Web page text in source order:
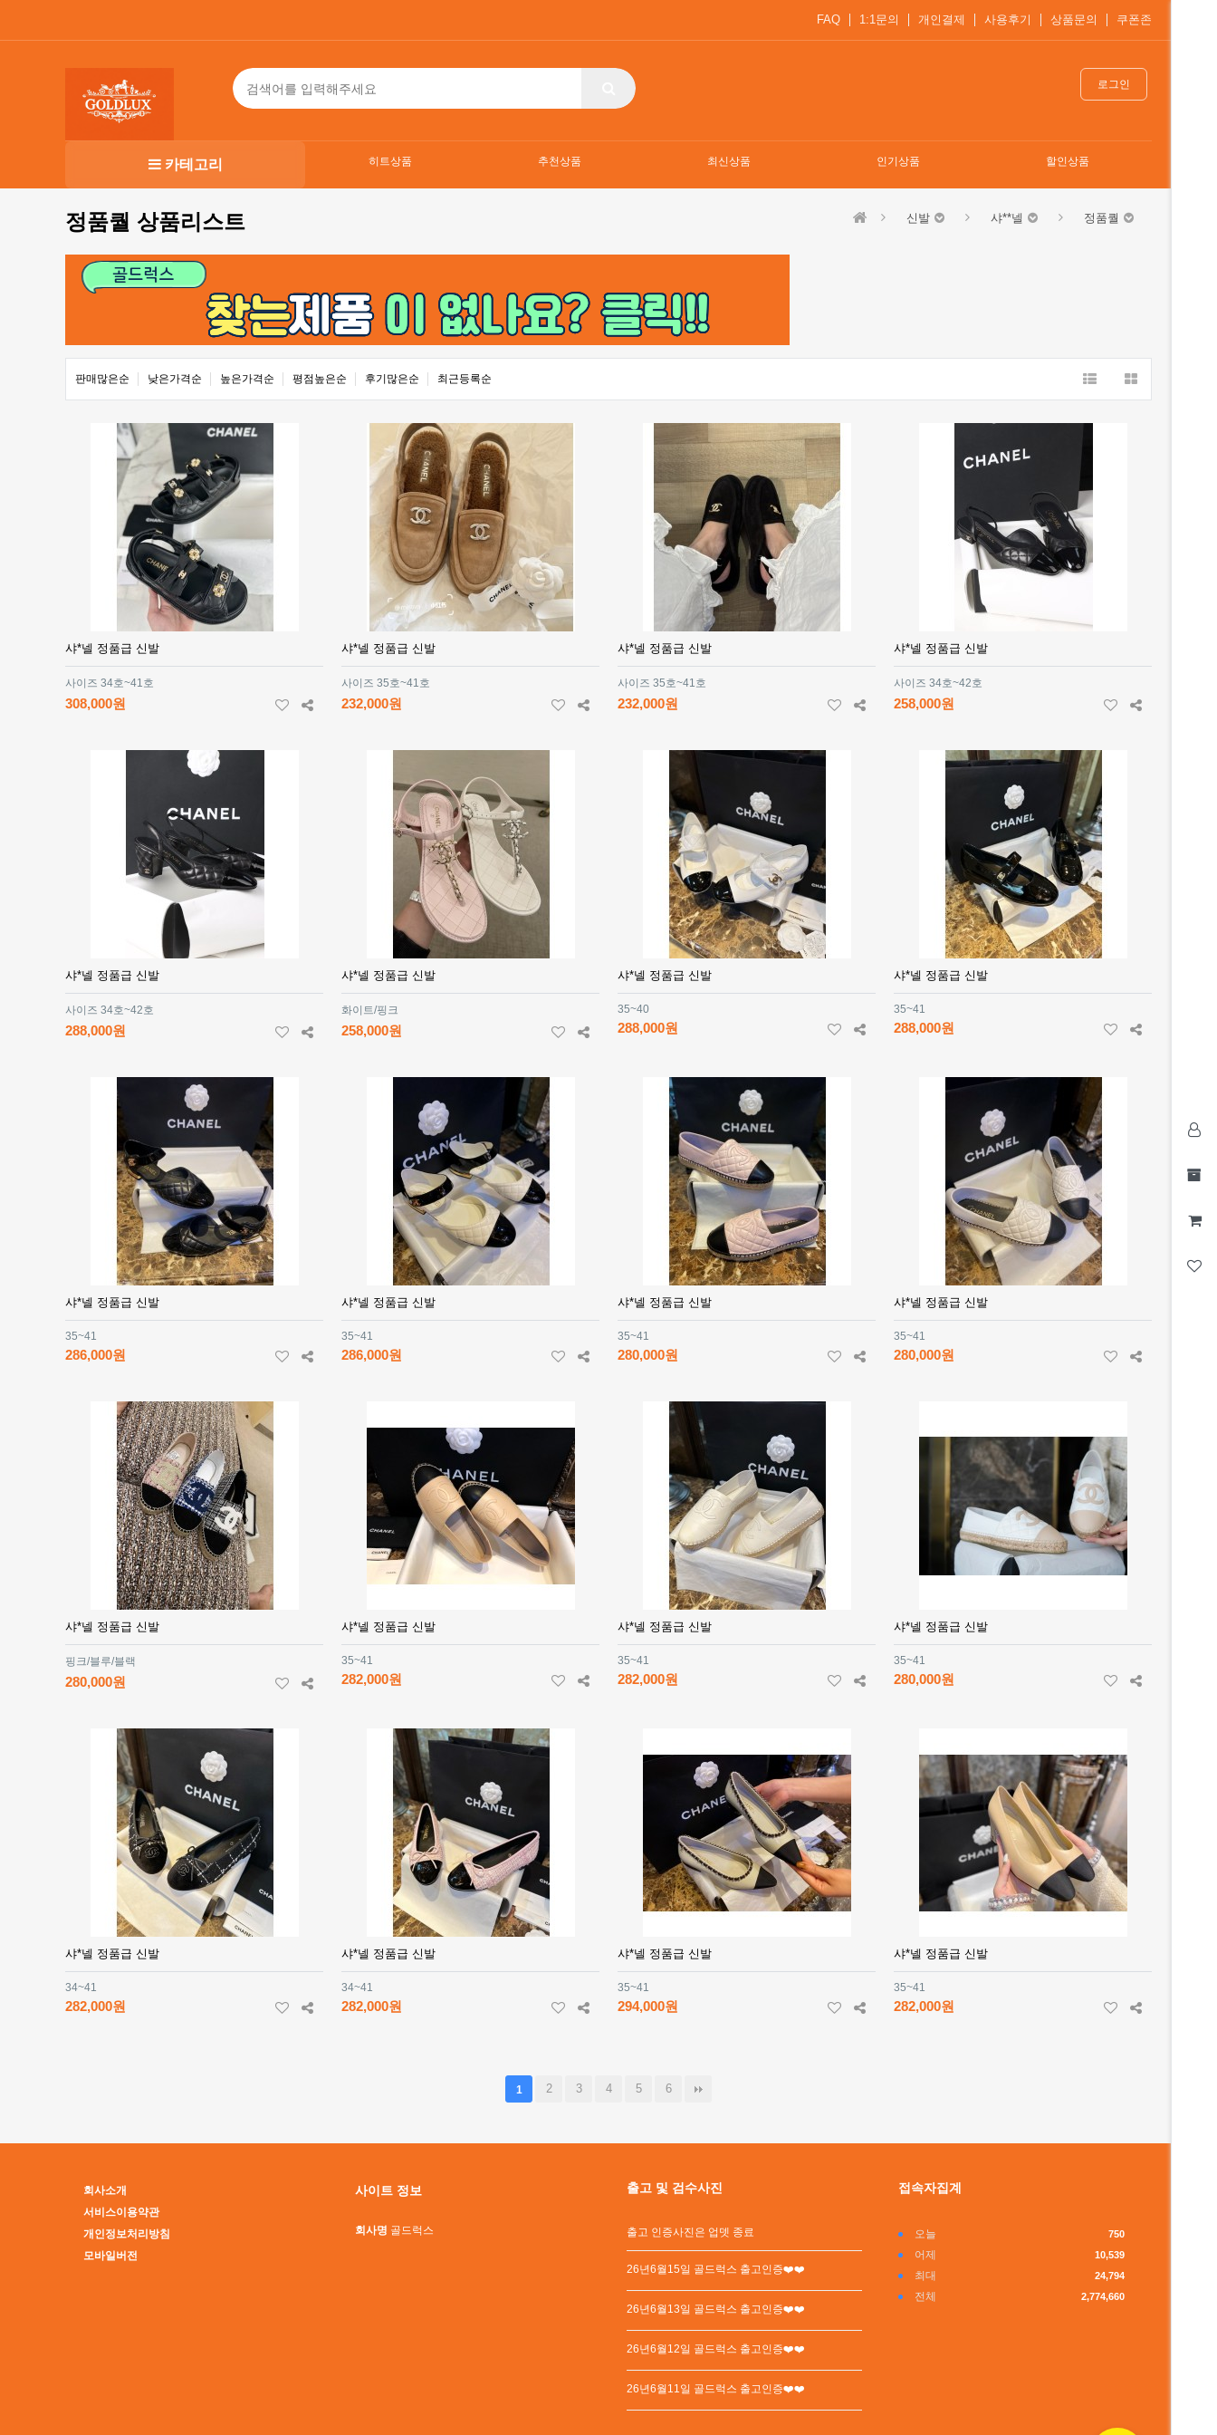
FAQ 1:1문의 개인결제 사용후기 상품문의 쿠폰존
로그인
카테고리 히트상품 추천상품 최신상품 인기상품 할인상품
정품퀄 상품리스트 신발 샤**넬 정품퀄
판매많은순 낮은가격순 높은가격순 평점높은순 후기많은순 최근등록순
샤*넬 정품급 신발
사이즈 34호~41호
308,000원
샤*넬 정품급 신발
사이즈 35호~41호
232,000원
샤*넬 정품급 신발
사이즈 35호~41호
232,000원
샤*넬 정품급 신발
사이즈 34호~42호
258,000원
샤*넬 정품급 신발
사이즈 34호~42호
288,000원
샤*넬 정품급 신발
화이트/핑크
258,000원
샤*넬 정품급 신발
35~40
288,000원
샤*넬 정품급 신발
35~41
288,000원
샤*넬 정품급 신발
35~41
286,000원
샤*넬 정품급 신발
35~41
286,000원
샤*넬 정품급 신발
35~41
280,000원
샤*넬 정품급 신발
35~41
280,000원
샤*넬 정품급 신발
핑크/블루/블랙
280,000원
샤*넬 정품급 신발
35~41
282,000원
샤*넬 정품급 신발
35~41
282,000원
샤*넬 정품급 신발
35~41
280,000원
샤*넬 정품급 신발
34~41
282,000원
샤*넬 정품급 신발
34~41
282,000원
샤*넬 정품급 신발
35~41
294,000원
샤*넬 정품급 신발
35~41
282,000원
1 2 3 4 5 6
회사소개
서비스이용약관
개인정보처리방침
모바일버전
사이트 정보
회사명 골드럭스
출고 및 검수사진
출고 인증사진은 업뎃 종료
26년6월15일 골드럭스 출고인증❤️❤️
26년6월13일 골드럭스 출고인증❤️❤️
26년6월12일 골드럭스 출고인증❤️❤️
26년6월11일 골드럭스 출고인증❤️❤️
접속자집계
오늘 750
어제 10,539
최대 24,794
전체 2,774,660